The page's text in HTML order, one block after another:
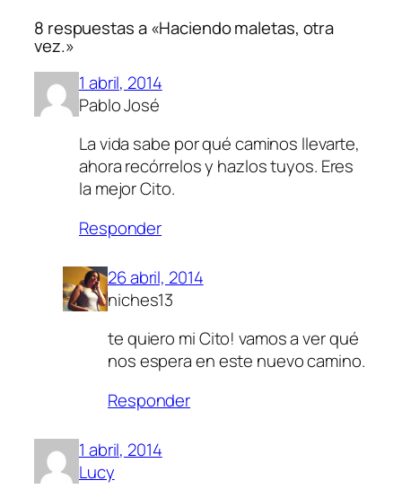
8 respuestas a «Haciendo maletas, otra
vez.»
1 abril, 2014
Pablo José
La vida sabe por qué caminos llevarte,
ahora recórrelos y hazlos tuyos. Eres
la mejor Cito.
Responder
26 abril, 2014
niches13
te quiero mi Cito! vamos a ver qué
nos espera en este nuevo camino.
Responder
1 abril, 2014
Lucy